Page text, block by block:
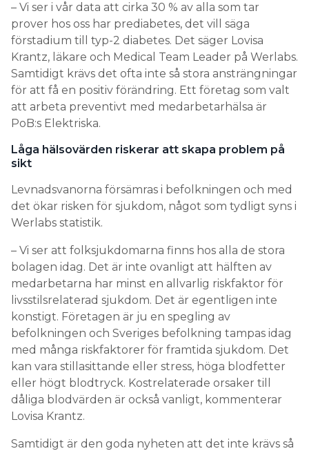
Om tidningen
Kontakt
Personuppgifter
Search for:
– Vi ser i vår data att cirka 30 % av alla som tar
prover hos oss har prediabetes, det vill säga
förstadium till typ-2 diabetes. Det säger Lovisa
Krantz, läkare och Medical Team Leader på Werlabs.
Samtidigt krävs det ofta inte så stora ansträngningar
för att få en positiv förändring. Ett företag som valt
att arbeta preventivt med medarbetarhälsa är
PoB:s Elektriska.
Låga hälsovärden riskerar att skapa problem på
sikt
Levnadsvanorna försämras i befolkningen och med
det ökar risken för sjukdom, något som tydligt syns i
Werlabs statistik.
– Vi ser att folksjukdomarna finns hos alla de stora
bolagen idag. Det är inte ovanligt att hälften av
medarbetarna har minst en allvarlig riskfaktor för
livsstilsrelaterad sjukdom. Det är egentligen inte
konstigt. Företagen är ju en spegling av
befolkningen och Sveriges befolkning tampas idag
med många riskfaktorer för framtida sjukdom. Det
kan vara stillasittande eller stress, höga blodfetter
eller högt blodtryck. Kostrelaterade orsaker till
dåliga blodvärden är också vanligt, kommenterar
Lovisa Krantz.
Samtidigt är den goda nyheten att det inte krävs så